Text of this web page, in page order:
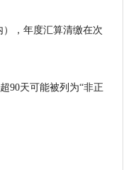
），年度汇算清缴在次
90天可能被列为“非正